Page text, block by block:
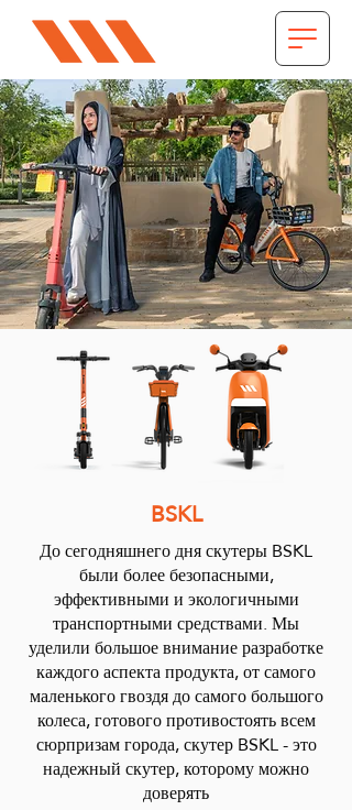
BSKL
До сегодняшнего дня скутеры BSKL
были более безопасными,
эффективными и экологичными
транспортными средствами. Мы
уделили большое внимание разработке
каждого аспекта продукта, от самого
маленького гвоздя до самого большого
колеса, готового противостоять всем
сюрпризам города, скутер BSKL - это
надежный скутер, которому можно
доверять